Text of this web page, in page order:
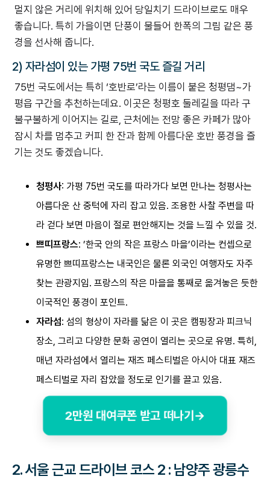
멀지 않은 거리에 위치해 있어 당일치기 드라이브로도 매우
좋습니다. 특히 가을이면 단풍이 물들어 한폭의 그림 같은 풍
경을 선사해 줍니다.
2) 자라섬이 있는 가평 75번 국도 즐길 거리
75번 국도에서는 특히 ‘호반로’라는 이름이 붙은 청평댐~가
평읍 구간을 추천하는데요. 이곳은 청평호 둘레길을 따라 구
불구불하게 이어지는 길로, 근처에는 전망 좋은 카페가 많아
잠시 차를 멈추고 커피 한 잔과 함께 아름다운 호반 풍경을 즐
기는 것도 좋겠습니다.
청평사: 가평 75번 국도를 따라가다 보면 만나는 청평사는
아름다운 산 중턱에 자리 잡고 있음. 조용한 사찰 주변을 따
라 걷다 보면 마음이 절로 편안해지는 것을 느낄 수 있을 것.
쁘띠프랑스: ’한국 안의 작은 프랑스 마을’이라는 컨셉으로
유명한 쁘띠프랑스는 내국인은 물론 외국인 여행자도 자주
찾는 관광지임. 프랑스의 작은 마을을 통째로 옮겨놓은 듯한
이국적인 풍경이 포인트.
자라섬: 섬의 형상이 자라를 닮은 이 곳은 캠핑장과 피크닉
장소, 그리고 다양한 문화 공연이 열리는 곳으로 유명. 특히,
매년 자라섬에서 열리는 재즈 페스티벌은 아시아 대표 재즈
페스티벌로 자리 잡았을 정도로 인기를 끌고 있음.
2만원 대여쿠폰 받고 떠나기→
2.서울 근교 드라이브 코스 2 : 남양주 광릉수